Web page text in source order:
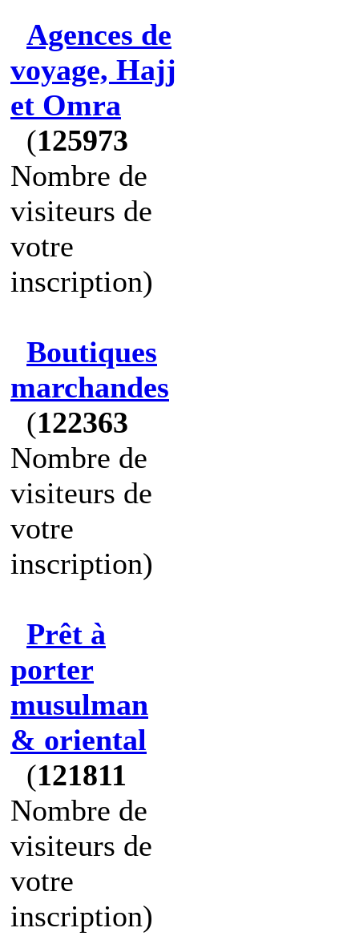
Agences de
voyage, Hajj
et Omra
(125973
Nombre de
visiteurs de
votre
inscription)
Boutiques
marchandes
(122363
Nombre de
visiteurs de
votre
inscription)
Prêt à
porter
musulman
& oriental
(121811
Nombre de
visiteurs de
votre
inscription)